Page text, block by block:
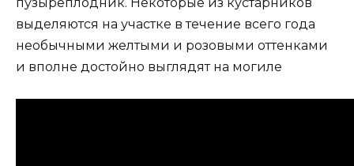
выделяются на участке в течение всего года
необычными желтыми и розовыми оттенками
и вполне достойно выглядят на могиле